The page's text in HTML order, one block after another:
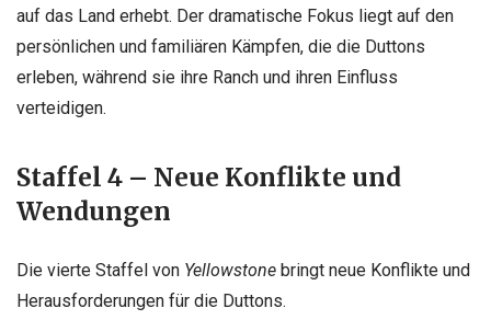
auf das Land erhebt. Der dramatische Fokus liegt auf den
persönlichen und familiären Kämpfen, die die Duttons
erleben, während sie ihre Ranch und ihren Einfluss
verteidigen.
Staffel 4 – Neue Konflikte und
Wendungen
Die vierte Staffel von Yellowstone bringt neue Konflikte und
Herausforderungen für die Duttons.